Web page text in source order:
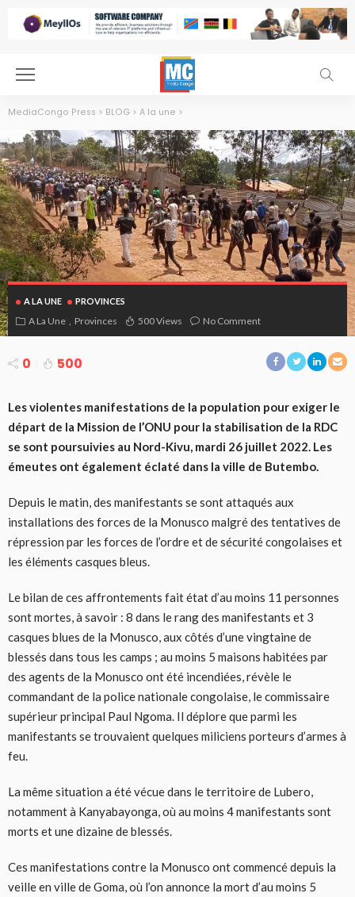
MediaCongo Press > BLOG > A la une >
A LA UNE PROVINCES
A La Une Provinces 500 Views No Comment
0 500
Les violentes manifestations de la population pour exiger le
départ de la Mission de l’ONU pour la stabilisation de la RDC
se sont poursuivies au Nord-Kivu, mardi 26 juillet 2022. Les
émeutes ont également éclaté dans la ville de Butembo.
Depuis le matin, des manifestants se sont attaqués aux
installations des forces de la Monusco malgré des tentatives de
répression par les forces de l’ordre et de sécurité congolaises et
les éléments casques bleus.
Le bilan de ces affrontements fait état d’au moins 11 personnes
sont mortes, à savoir : 8 dans le rang des manifestants et 3
casques blues de la Monusco, aux côtés d’une vingtaine de
blessés dans tous les camps ; au moins 5 maisons habitées par
des agents de la Monusco ont été incendiées, révèle le
commandant de la police nationale congolaise, le commissaire
supérieur principal Paul Ngoma. Il déplore que parmi les
manifestants se trouvaient quelques miliciens porteurs d’armes à
feu.
La même situation a été vécue dans le territoire de Lubero,
notamment à Kanyabayonga, où au moins 4 manifestants sont
morts et une dizaine de blessés.
Ces manifestations contre la Monusco ont commencé depuis la
veille en ville de Goma, où l’on annonce la mort d’au moins 5